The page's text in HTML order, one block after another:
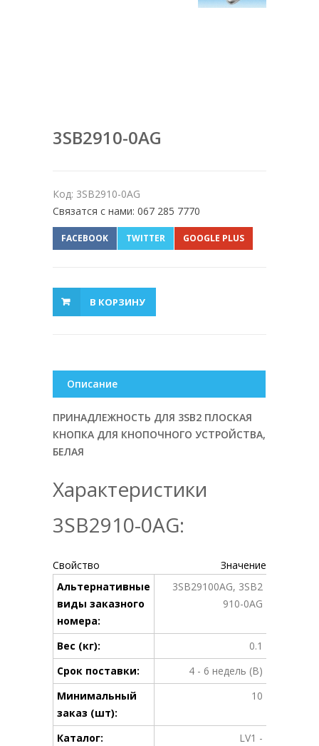
3SB2910-0AG
Код: 3SB2910-0AG
Связатся с нами: 067 285 7770
FACEBOOK TWITTER GOOGLE PLUS
В КОРЗИНУ
Описание
ПРИНАДЛЕЖНОСТЬ ДЛЯ 3SB2 ПЛОСКАЯ
КНОПКА ДЛЯ КНОПОЧНОГО УСТРОЙСТВА,
БЕЛАЯ
Характеристики
3SB2910-0AG:
Свойство
Значение
Альтернативные
виды заказного
номера:
3SB29100AG, 3SB2
910-0AG
Вес (кг):
0.1
Срок поставки:
4 - 6 недель (B)
Минимальный
заказ (шт):
10
Каталог:
LV1 -